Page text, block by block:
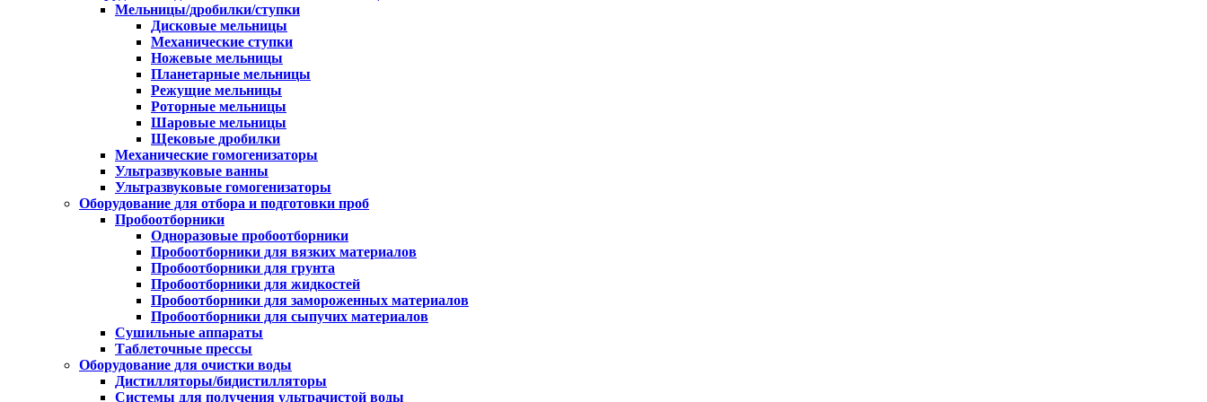
Мельницы/дробилки/ступки
Дисковые мельницы
Механические ступки
Ножевые мельницы
Планетарные мельницы
Режущие мельницы
Роторные мельницы
Шаровые мельницы
Щековые дробилки
Механические гомогенизаторы
Ультразвуковые ванны
Ультразвуковые гомогенизаторы
Оборудование для отбора и подготовки проб
Пробоотборники
Одноразовые пробоотборники
Пробоотборники для вязких материалов
Пробоотборники для грунта
Пробоотборники для жидкостей
Пробоотборники для замороженных материалов
Пробоотборники для сыпучих материалов
Сушильные аппараты
Таблеточные прессы
Оборудование для очистки воды
Дистилляторы/бидистилляторы
Системы для получения ультрачистой воды